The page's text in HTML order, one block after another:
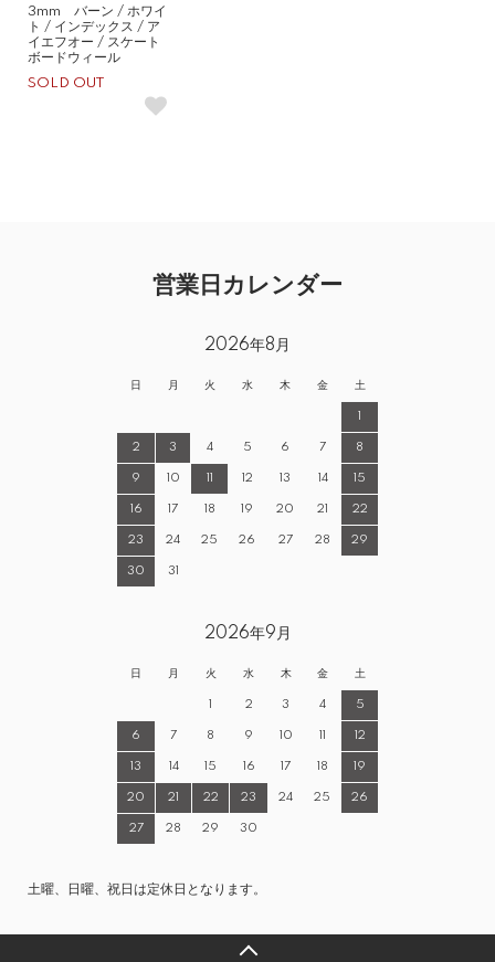
3mm バーン / ホワイ
ト / インデックス / ア
イエフオー / スケート
ボードウィール
SOLD OUT
営業日カレンダー
2026年8月
日 月 火 水 木 金 土
1
2 3 4 5 6 7 8
9 10 11 12 13 14 15
16 17 18 19 20 21 22
23 24 25 26 27 28 29
30 31
2026年9月
日 月 火 水 木 金 土
1 2 3 4 5
6 7 8 9 10 11 12
13 14 15 16 17 18 19
20 21 22 23 24 25 26
27 28 29 30
土曜、日曜、祝日は定休日となります。